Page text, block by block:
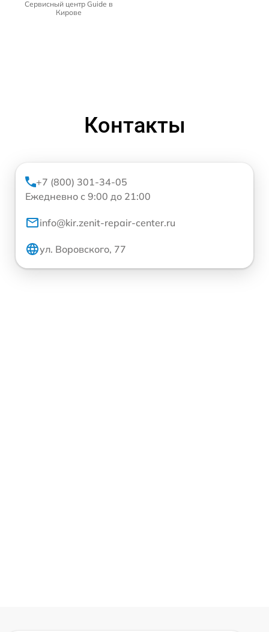
Сервисный центр Guide в
Кирове
Контакты
+7 (800) 301-34-05
Ежедневно с 9:00 до 21:00
info@kir.zenit-repair-center.ru
ул. Воровского, 77